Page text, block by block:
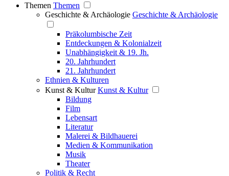
Themen Themen
Geschichte & Archäologie Geschichte & Archäologie
Präkolumbische Zeit
Entdeckungen & Kolonialzeit
Unabhängigkeit & 19. Jh.
20. Jahrhundert
21. Jahrhundert
Ethnien & Kulturen
Kunst & Kultur Kunst & Kultur
Bildung
Film
Lebensart
Literatur
Malerei & Bildhauerei
Medien & Kommunikation
Musik
Theater
Politik & Recht